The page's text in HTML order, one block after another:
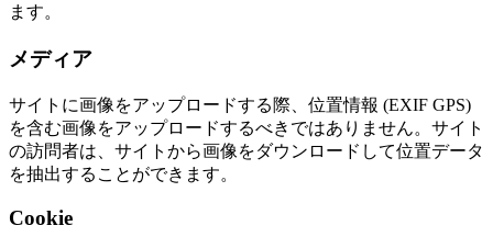
ます。
メディア
サイトに画像をアップロードする際、位置情報 (EXIF GPS)
を含む画像をアップロードするべきではありません。サイト
の訪問者は、サイトから画像をダウンロードして位置データ
を抽出することができます。
Cookie